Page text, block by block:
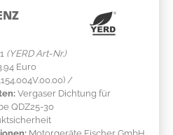
(YERD Art-Nr.)
Euro
/
Vergaser Dichtung für
QDZ25-30